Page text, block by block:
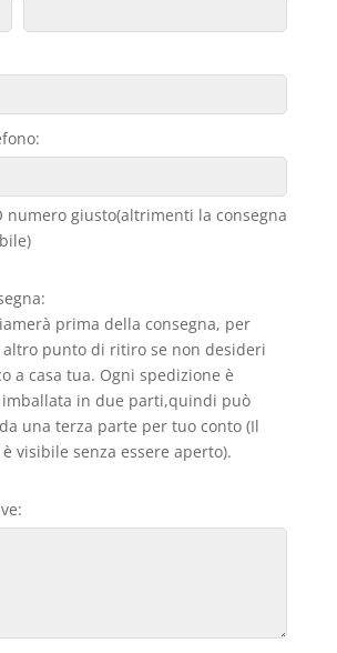
numero giusto(altrimenti la consegna
prima della consegna, per
punto di ritiro se non desideri
a casa tua. Ogni spedizione è
in due parti,quindi può
una terza parte per tuo conto (Il
visibile senza essere aperto).